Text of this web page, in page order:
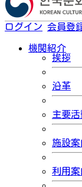
ログイン 会員登
機関紹介
挨拶
沿革
主要活
施設案
利用案